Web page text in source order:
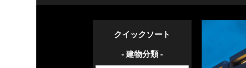
クイックソート
- 建物分類 -